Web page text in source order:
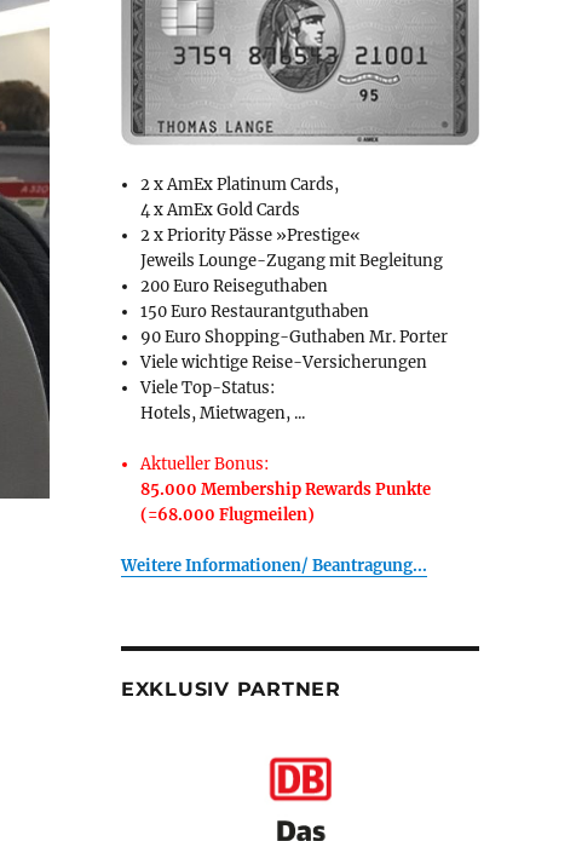
2 x AmEx Platinum Cards,
4 x AmEx Gold Cards
2 x Priority Pässe »Prestige«
Jeweils Lounge-Zugang mit Begleitung
200 Euro Reiseguthaben
150 Euro Restaurantguthaben
90 Euro Shopping-Guthaben Mr. Porter
Viele wichtige Reise-Versicherungen
Viele Top-Status:
Hotels, Mietwagen, ...
Aktueller Bonus:
85.000 Membership Rewards Punkte
(=68.000 Flugmeilen)
Weitere Informationen/ Beantragung...
EXKLUSIV PARTNER